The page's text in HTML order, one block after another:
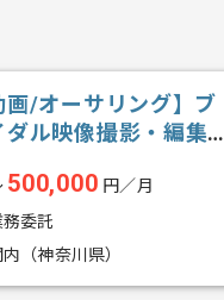
画/オーサリング】ブ
ダル映像撮影・編集の
500,000 円／月
務委託
内（神奈川県）